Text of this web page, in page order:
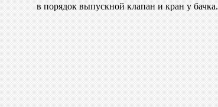
в порядок выпускной клапан и кран у бачка.